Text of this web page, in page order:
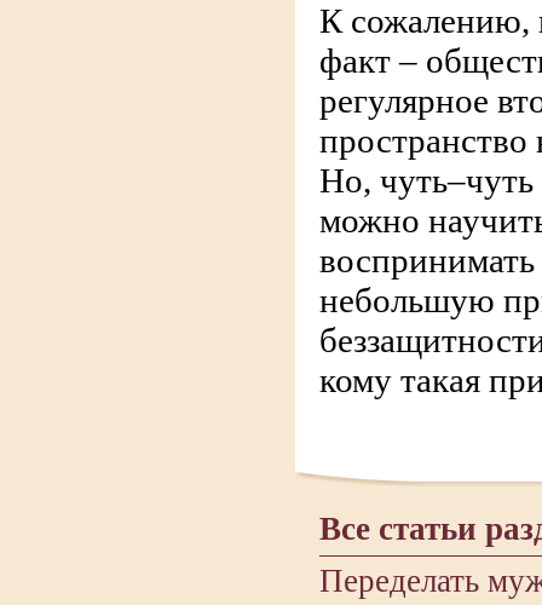
К сожалению,
факт –
регулярное
пространство
Но,
можно
небольшую
кому такая
Все статьи
Переделать